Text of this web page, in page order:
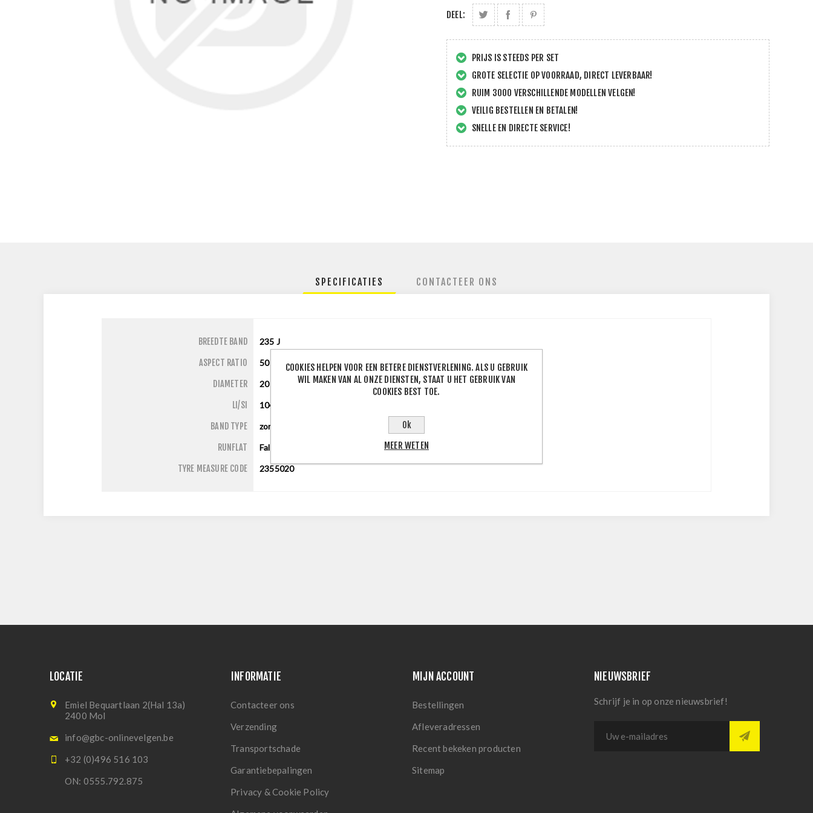
DEEL:
PRIJS IS STEEDS PER SET
GROTE SELECTIE OP VOORRAAD, DIRECT LEVERBAAR!
RUIM 3000 VERSCHILLENDE MODELLEN VELGEN!
VEILIG BESTELLEN EN BETALEN!
SNELLE EN DIRECTE SERVICE!
SPECIFICATIES CONTACTEER ONS
BREEDTE BAND 235 J
ASPECT RATIO 50
DIAMETER 20
LI/SI 104Y
BAND TYPE zomer
RUNFLAT False
TYRE MEASURE CODE 2355020
LOCATIE
Emiel Bequartlaan 2(Hal 13a)
2400 Mol
info@gbc-onlinevelgen.be
+32 (0)496 516 103
ON: 0555.792.875
INFORMATIE
Contacteer ons
Verzending
Transportschade
Garantiebepalingen
Privacy & Cookie Policy
MIJN ACCOUNT
Bestellingen
Afleveradressen
Recent bekeken producten
Sitemap
NIEUWSBRIEF
Schrijf je in op onze nieuwsbrief!
COOKIES HELPEN VOOR EEN BETERE DIENSTVERLENING. ALS U GEBRUIK
WIL MAKEN VAN AL ONZE DIENSTEN, STAAT U HET GEBRUIK VAN
COOKIES BEST TOE.
Ok
MEER WETEN